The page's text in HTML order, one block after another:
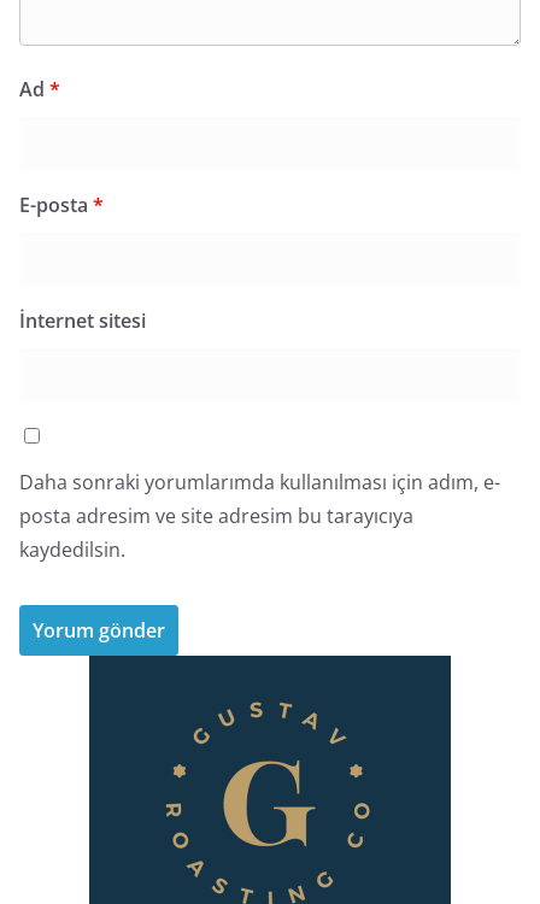
Ad *
E-posta *
İnternet sitesi
Daha sonraki yorumlarımda kullanılması için adım, e-
posta adresim ve site adresim bu tarayıcıya
kaydedilsin.